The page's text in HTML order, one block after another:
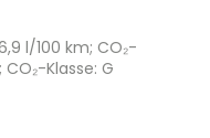
l/100 km; CO₂-
Klasse: G